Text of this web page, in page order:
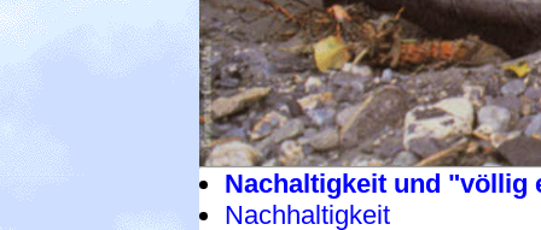
Nachaltigkeit und "völlig
Nachhaltigkeit